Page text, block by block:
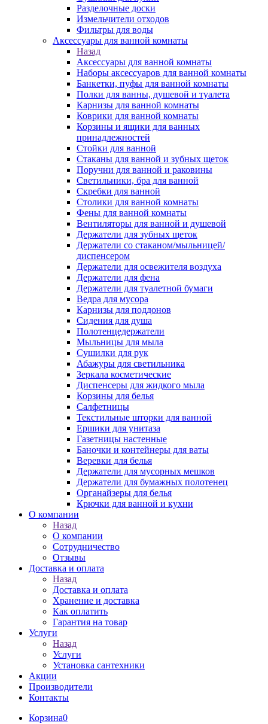
Разделочные доски
Измельчители отходов
Фильтры для воды
Аксессуары для ванной комнаты
Назад
Аксессуары для ванной комнаты
Наборы аксессуаров для ванной комнаты
Банкетки, пуфы для ванной комнаты
Полки для ванны, душевой и туалета
Карнизы для ванной комнаты
Коврики для ванной комнаты
Корзины и ящики для ванных
принадлежностей
Стойки для ванной
Стаканы для ванной и зубных щеток
Поручни для ванной и раковины
Светильники, бра для ванной
Скребки для ванной
Столики для ванной комнаты
Фены для ванной комнаты
Вентиляторы для ванной и душевой
Держатели для зубных щеток
Держатели со стаканом/мыльницей/
диспенсером
Держатели для освежителя воздуха
Держатели для фена
Держатели для туалетной бумаги
Ведра для мусора
Карнизы для поддонов
Сидения для душа
Полотенцедержатели
Мыльницы для мыла
Сушилки для рук
Абажуры для светильника
Зеркала косметические
Диспенсеры для жидкого мыла
Корзины для белья
Салфетницы
Текстильные шторки для ванной
Ершики для унитаза
Газетницы настенные
Баночки и контейнеры для ваты
Веревки для белья
Держатели для мусорных мешков
Держатели для бумажных полотенец
Органайзеры для белья
Крючки для ванной и кухни
О компании
Назад
О компании
Сотрудничество
Отзывы
Доставка и оплата
Назад
Доставка и оплата
Хранение и доставка
Как оплатить
Гарантия на товар
Услуги
Назад
Услуги
Установка сантехники
Акции
Производители
Контакты
Корзина0